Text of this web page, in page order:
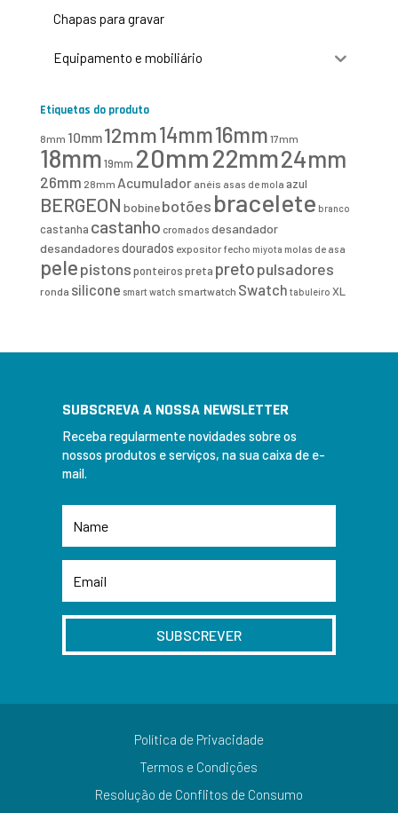
Chapas para gravar
Equipamento e mobiliário
Etiquetas do produto
8mm 10mm12mm14mm16mm 17mm
18mm19mm 20mm22mm24mm
26mm 28mm Acumulador anéis asas de mola azul
BERGEON bobinebotões bracelete branco
castanha castanho cromados desandador
desandadoresdourados expositor fecho miyota molas de asa
pelepistonsponteirospreta pretopulsadores
ronda silicone smart watch smartwatch Swatch tabuleiro XL
SUBSCREVA A NOSSA NEWSLETTER
Receba regularmente novidades sobre os
nossos produtos e serviços, na sua caixa de e-
mail.
SUBSCREVER
Política de Privacidade
Termos e Condições
Resolução de Conflitos de Consumo